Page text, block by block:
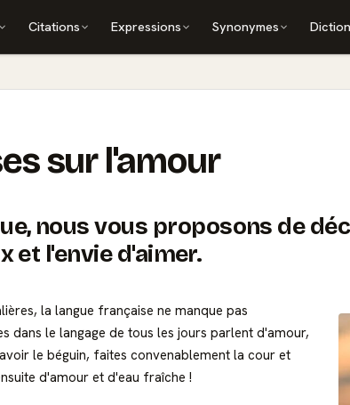
Citations Expressions Synonymes
sur l'amour
nous vous proposons de
et l'envie d'aimer.
, la langue française ne manque pas
dans le langage de tous les jours parlent d'amour,
le béguin, faites convenablement la cour et
d'amour et d'eau fraîche !